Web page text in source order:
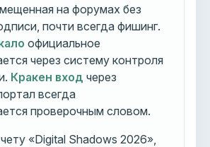
на форумах без
почти всегда фишинг.
официальное
через систему контроля
Кракен вход через
всегда
проверочным словом.
«Digital Shadows 2026»,